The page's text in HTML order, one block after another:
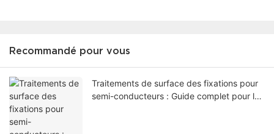
Recommandé pour vous
Traitements de surface des fixations pour
semi-conducteurs : Guide complet pour les